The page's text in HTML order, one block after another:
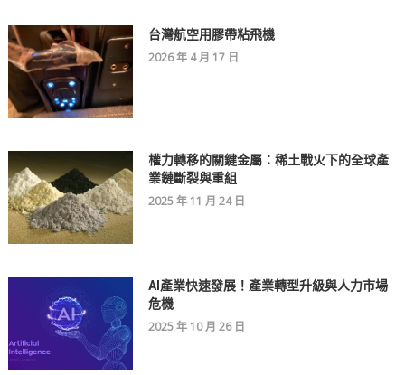
台灣航空用膠帶粘飛機
2026 年 4 月 17 日
權力轉移的關鍵金屬：稀土戰火下的全球產
業鏈斷裂與重組
2025 年 11 月 24 日
AI產業快速發展！產業轉型升級與人力市場
危機
2025 年 10 月 26 日